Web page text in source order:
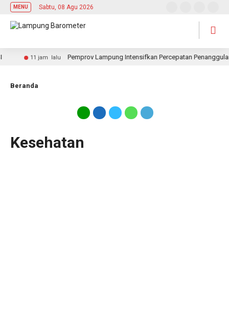
MENU Sabtu, 08 Agu 2026
11 jam lalu Pemprov Lampung Intensifkan Percepatan
Beranda
Kesehatan